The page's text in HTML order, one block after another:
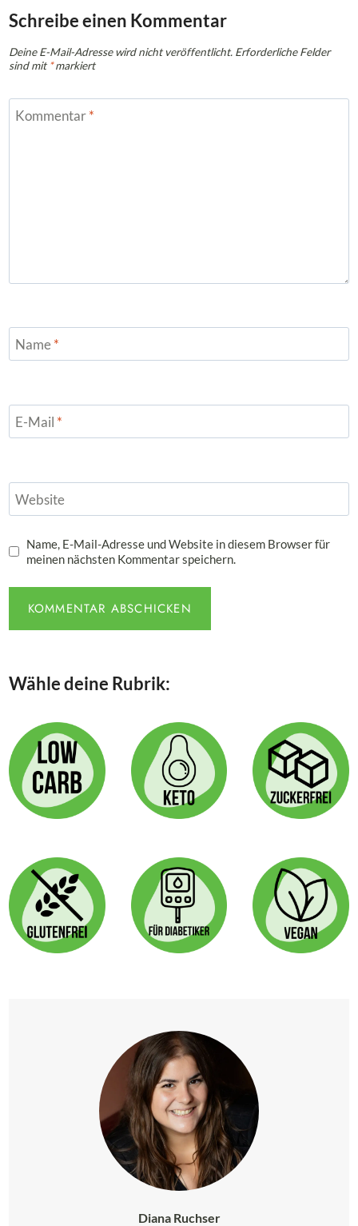
Schreibe einen Kommentar
Deine E-Mail-Adresse wird nicht veröffentlicht. Erforderliche Felder
sind mit*markiert
Kommentar*
Name*
E-Mail *
Website
Name, E-Mail-Adresse und Website in diesem Browser für
meinen nächsten Kommentar speichern.
Wähle deine Rubrik:
Diana Ruchser